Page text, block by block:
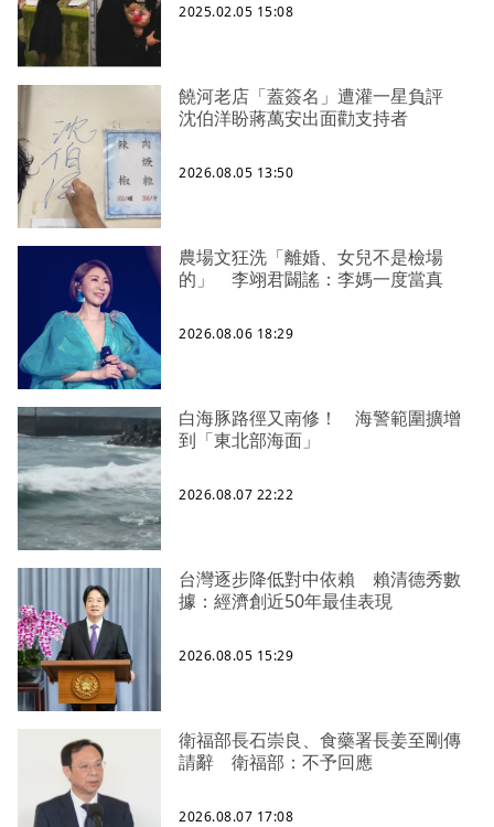
2025.02.05 15:08
饒河老店「蓋簽名」遭灌一星負評
沈伯洋盼蔣萬安出面勸支持者
2026.08.05 13:50
農場文狂洗「離婚、女兒不是檢場
的」 李翊君闢謠：李媽一度當真
2026.08.06 18:29
白海豚路徑又南修！ 海警範圍擴增
到「東北部海面」
2026.08.07 22:22
台灣逐步降低對中依賴 賴清德秀數
據：經濟創近50年最佳表現
2026.08.05 15:29
衛福部長石崇良、食藥署長姜至剛傳
請辭 衛福部：不予回應
2026.08.07 17:08